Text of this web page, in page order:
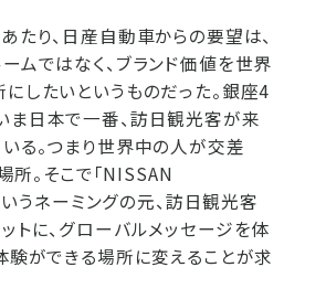
たり、日産自動車からの要望は、
ムではなく、ブランド価値を世界
したいというものだった。銀座4
ま日本で一番、訪日観光客が来
る。つまり世界中の人が交差
所。そこで「NISSAN
うネーミングの元、訪日観光客
トに、グローバルメッセージを体
験ができる場所に変えることが求